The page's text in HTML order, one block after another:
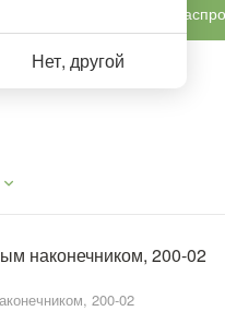
Нет, другой
наконечником, 200-02
200-02